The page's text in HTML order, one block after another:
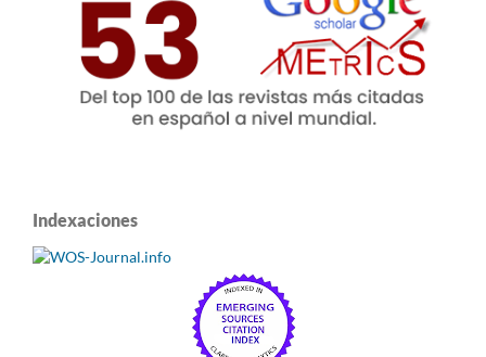
Indexaciones